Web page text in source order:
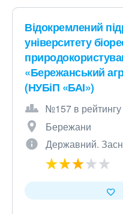
Відокремлений
університету
«Бережанський
(НУБіП «БАІ»)
№157 в рейтингу
Бережани
Державний.